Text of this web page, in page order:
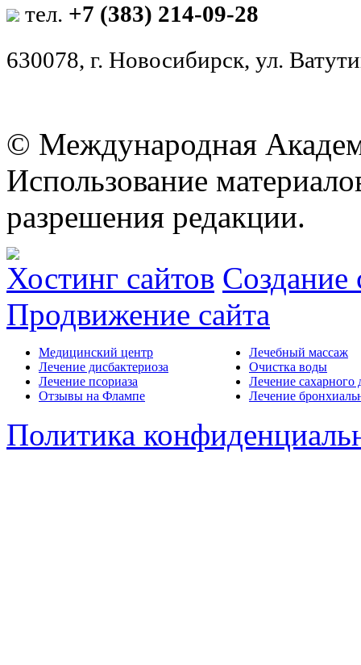
тел. +7 (383) 214-09-28
630078, г. Новосибирск, ул.
© Международная
Использование
разрешения редакции.
Хостинг сайтов Создание
Продвижение сайта
Медицинский центр
Лечение дисбактериоза
Лечение псориаза
Отзывы на Флампе
Лечебный массаж
Очистка воды
Лечение сахарного
Лечение
Политика